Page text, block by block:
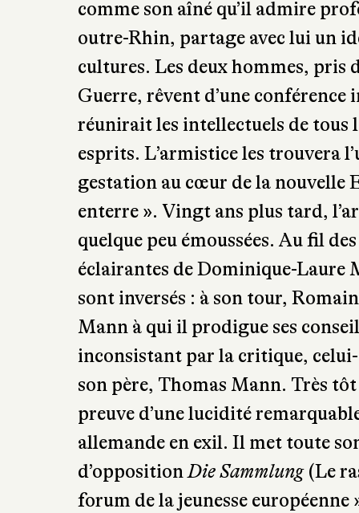
comme son aîné qu’il admire
outre-Rhin, partage avec lui un
cultures. Les deux hommes, pris
Guerre, rêvent d’une
réunirait les intellectuels de tous
esprits. L’armistice les trouvera
gestation au cœur de la nouvelle
enterre ». Vingt ans plus tard,
quelque peu émoussées. Au fil
éclairantes de Dominique-Laure
sont inversés : à son tour,
Mann à qui il prodigue ses
inconsistant par la critique, celui-
son père, Thomas Mann. Très
preuve d’une lucidité
allemande en exil. Il met toute
d’oppositionDie Sammlung(Le
forum de la jeunesse